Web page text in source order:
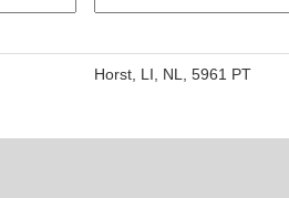
Horst, LI, NL, 5961 PT